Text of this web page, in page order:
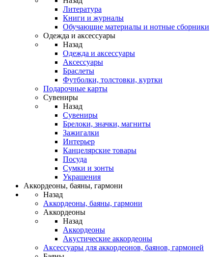
Литература
Книги и журналы
Обучающие материалы и нотные сборники
Одежда и аксессуары
Назад
Одежда и аксессуары
Аксессуары
Браслеты
Футболки, толстовки, куртки
Подарочные карты
Сувениры
Назад
Сувениры
Брелоки, значки, магниты
Зажигалки
Интерьер
Канцелярские товары
Посуда
Сумки и зонты
Украшения
Аккордеоны, баяны, гармони
Назад
Аккордеоны, баяны, гармони
Аккордеоны
Назад
Аккордеоны
Акустические аккордеоны
Аксессуары для аккордеонов, баянов, гармоней